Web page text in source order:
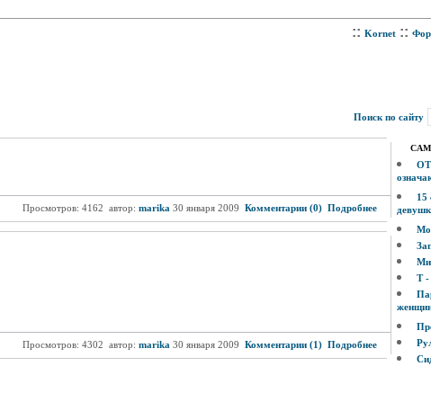
:: Kornet ::
Поиск по сайту
Просмотров: 4162 автор: marika 30 января 2009 Комментарии (0) Подробнее
Просмотров: 4302 автор: marika 30 января 2009 Комментарии (1) Подробнее
15
Т -